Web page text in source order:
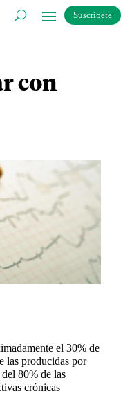
Suscríbete
con
el 30% de
las producidas por
80% de las
crónicas